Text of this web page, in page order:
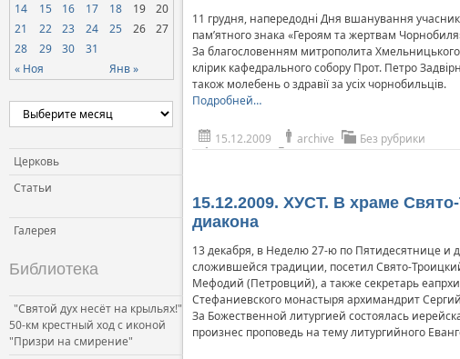
« Ноя Янв »
14
15 16 17 18 19
20
21
22 23 24 25 26
27
28
29 30 31
Церковь
Статьи
Галерея
Библиотека
"Святой дух несёт на крыльях!"
50-км крестный ход с иконой
"Призри на смирение"
11 грудня, напередодні Дня вшанування учасників
пам’ятного знака «Героям та жертвам
За благословенням митрополита Хмельницького
клірик кафедрального собору Прот. Петро
також молебень о здравії за усіх чорнобильців.
Подробней…
15.12.2009 archive Без рубрики
15.12.2009. ХУСТ. В храме
диакона
13 декабря, в Неделю 27-ю по Пятидесятнице и
сложившейся традиции, посетил Свято-
Мефодий (Петровций), а также секретарь
Стефаниевского монастыря архимандрит
За Божественной литургией состоялась
произнес проповедь на тему литургийного